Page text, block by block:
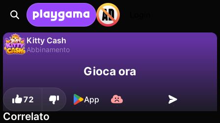
Kitty Cash
Abbinamento
Salva i progressi!Gioca ora
72 App
Correlato